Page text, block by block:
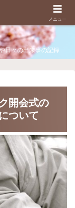
日々の出来事の記録
開会式の
ついて
メニュー